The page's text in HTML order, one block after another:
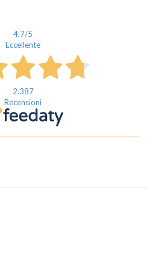
4,7/5
Eccellente
2.387
Recensioni